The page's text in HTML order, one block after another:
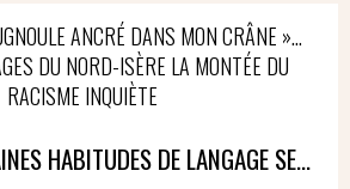
ANCRÉ DANS MON CRÂNE »…
DU NORD-ISÈRE LA MONTÉE DU
RACISME INQUIÈTE
HABITUDES DE LANGAGE SE...